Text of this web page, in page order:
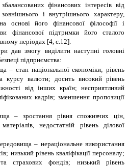
фінансових інтересів від
і внутрішнього характеру,
основі його фінансової філософії і
фінансової підтримки його сталого
періодах [4, с.12].
дав змогу виділити наступні головні
підприємства:
– стан національної економіки; рівень
курсу валюти; досить високий рівень
від інших країн; несприятливий
кадрів; зменшення пропозиції
– зростання рівня споживчих цін,
недостатній рівень ділової
– нераціональне використання
низький рівень кваліфікації персоналу;
страхових фондів; низький рівень